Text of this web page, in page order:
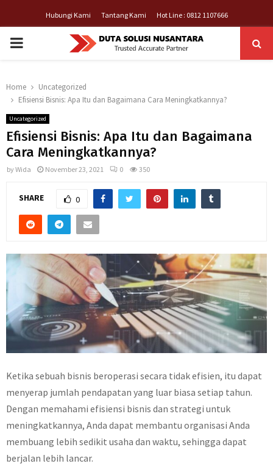
Hubungi Kami Tantang Kami Hot Line : 0812 1107666
PRIMARY
Home
Uncategorized
Efisiensi Bisnis: Apa Itu dan Bagaimana Cara Meningkatkannya?
Uncategorized
Efisiensi Bisnis: Apa Itu dan Bagaimana
Cara Meningkatkannya?
byWida November 23, 2021 0 350
SHARE 0
Ketika sebuah bisnis beroperasi secara tidak efisien, itu dapat
menyerap jumlah pendapatan yang luar biasa setiap tahun.
Dengan memahami efisiensi bisnis dan strategi untuk
meningkatkannya, Anda dapat membantu organisasi Anda
membuang lebih sedikit usaha dan waktu, sehingga dapat
berjalan lebih lancar.